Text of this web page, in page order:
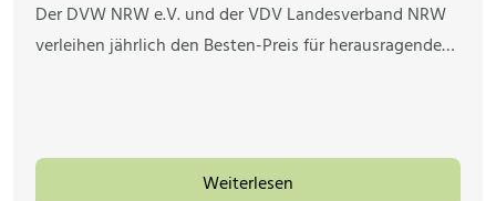
Der DVW NRW e.V. und der VDV Landesverband NRW
verleihen jährlich den Besten-Preis für herausragende…
Weiterlesen